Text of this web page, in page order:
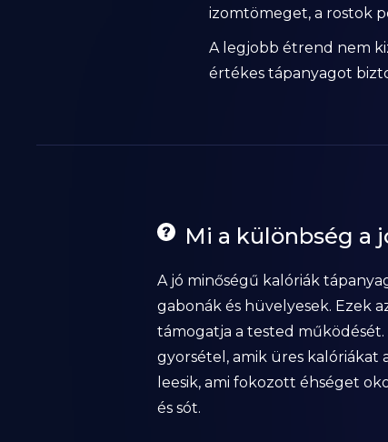
izomtömeget, a rostok
A legjobb étrend nem
értékes tápanyagot
Mi a különbség a
A jó minőségű kalóriák
gabonák és hüvelyesek. Ezek
támogatja a tested
gyorsétel, amik üres
leesik, ami fokozott éhséget
és sót.